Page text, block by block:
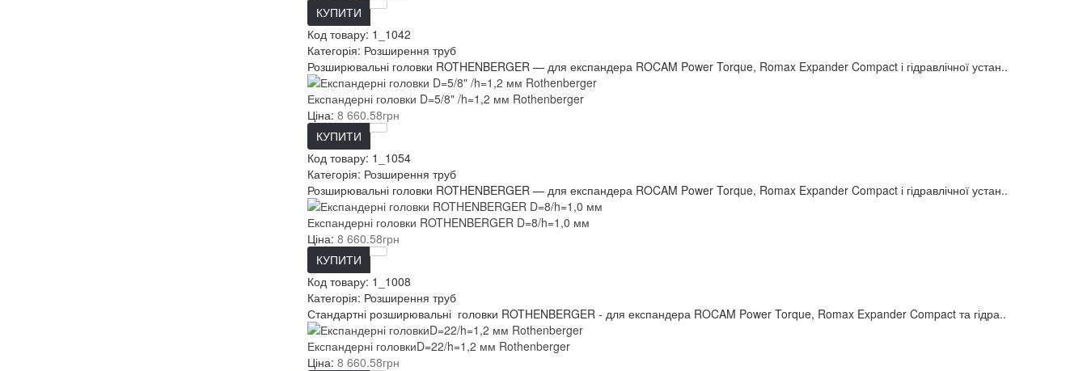
КУПИТИ
Код товару: 1_1042
Категорія: Розширення труб
Розширювальні головки ROTHENBERGER — для експандера ROCAM Power Torque, Romax Expander Compact і гідравлічної устан..
Експандерні головки D=5/8" /h=1,2 мм Rothenberger
Ціна: 8 660.58грн
КУПИТИ
Код товару: 1_1054
Категорія: Розширення труб
Розширювальні головки ROTHENBERGER — для експандера ROCAM Power Torque, Romax Expander Compact і гідравлічної устан..
Експандерні головки ROTHENBERGER D=8/h=1,0 мм
Ціна: 8 660.58грн
КУПИТИ
Код товару: 1_1008
Категорія: Розширення труб
Стандартні розширювальні головки ROTHENBERGER - для експандера ROCAM Power Torque, Romax Expander Compact та гідра..
Експандерні головкиD=22/h=1,2 мм Rothenberger
Ціна: 8 660.58грн